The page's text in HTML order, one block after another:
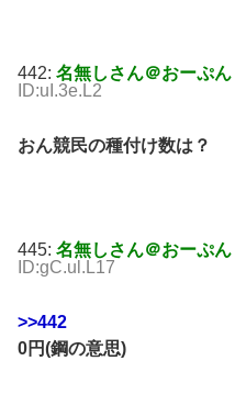
442: 名無しさん＠おーぷん
ID:uI.3e.L2
おん競民の種付け数は？
445: 名無しさん＠おーぷん
ID:gC.ul.L17
>>442
0円(鋼の意思)